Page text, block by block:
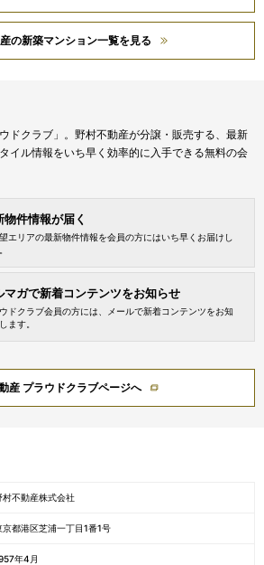
の新築マンション一覧を見る
ドクラブ」。野村不動産が分譲・販売する、最新
イル情報をいち早く効率的に入手できる無料の会
物件情報が届く
エリアの最新物件情報を会員の方にはいち早くお届けし
マガで新着コンテンツをお知らせ
ドクラブ会員の方には、メールで新着コンテンツをお知
ます。
産 プラウドクラブページへ
村不動産株式会社
京都港区芝浦一丁目1番1号
年4月